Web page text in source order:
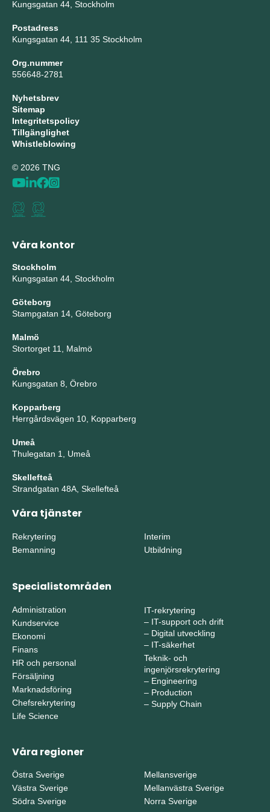
Kungsgatan 44, Stockholm
Postadress
Kungsgatan 44, 111 35 Stockholm
Org.nummer
556648-2781
Nyhetsbrev
Sitemap
Integritetspolicy
Tillgänglighet
Whistleblowing
© 2026 TNG
Våra kontor
Stockholm
Kungsgatan 44, Stockholm
Göteborg
Stampgatan 14, Göteborg
Malmö
Stortorget 11, Malmö
Örebro
Kungsgatan 8, Örebro
Kopparberg
Herrgårdsvägen 10, Kopparberg
Umeå
Thulegatan 1, Umeå
Skellefteå
Strandgatan 48A, Skellefteå
Våra tjänster
Rekrytering
Bemanning
Interim
Utbildning
Specialistområden
Administration
Kundservice
Ekonomi
Finans
HR och personal
Försäljning
Marknadsföring
Chefsrekrytering
Life Science
IT-rekrytering
– IT-support och drift
– Digital utveckling
– IT-säkerhet
Teknik- och
ingenjörsrekrytering
– Engineering
– Production
– Supply Chain
Våra regioner
Östra Sverige
Västra Sverige
Södra Sverige
Mellansverige
Mellanvästra Sverige
Norra Sverige